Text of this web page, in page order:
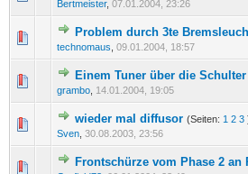
Bertmeister, 07.01.2004, 23:26
Problem durch 3te
technomaus 09.01.2004, 18:57
0 Bewertung(en) - 0 von 5
12345
Einem Tuner über die
grambo 14.01.2004, 19:05
0 Bewertung(en) - 0 von 5
12345
wieder mal diffusor (Seiten: 1 2 3
Sven 30.08.2003, 23:56
0 Bewertung(en) - 0 von 5
12345
Frontschürze vom Phase 2 an
0 Bewertung(en) - 0 von 5
1234 5